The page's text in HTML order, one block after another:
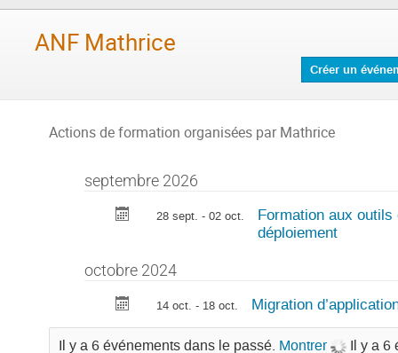
êtes
ANF Mathrice
Créer un
Actions de formation organisées par Mathrice
septembre 2026
28 sept. - 02 oct.
Formation aux outils
déploiement
octobre 2024
14 oct. - 18 oct. Migration
Il y a 6 événements dans le passé. Montrer Il y a 6